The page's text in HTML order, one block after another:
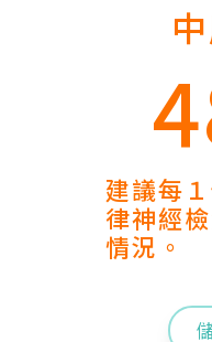
建議每
律神經
情況。